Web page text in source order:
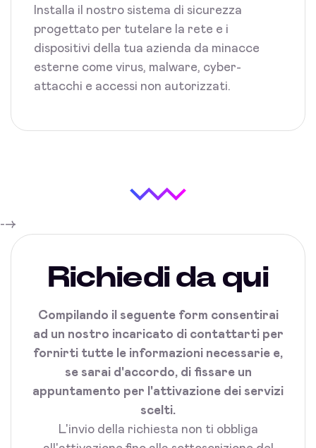
Installa il nostro sistema di sicurezza
progettato per tutelare la rete e i
dispositivi della tua azienda da minacce
esterne come virus, malware, cyber-
attacchi e accessi non autorizzati.
-->
Richiedi da qui
Compilando il seguente form consentirai
ad un nostro incaricato di contattarti per
fornirti tutte le informazioni necessarie e,
se sarai d'accordo, di fissare un
appuntamento per l'attivazione dei servizi
scelti.
L'invio della richiesta non ti obbliga